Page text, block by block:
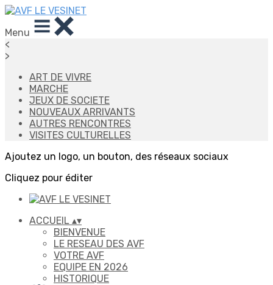
Menu
<
>
ART DE VIVRE
MARCHE
JEUX DE SOCIETE
NOUVEAUX ARRIVANTS
AUTRES RENCONTRES
VISITES CULTURELLES
Ajoutez un logo, un bouton, des réseaux sociaux
Cliquez pour éditer
ACCUEIL ▴▾
BIENVENUE
LE RESEAU DES AVF
VOTRE AVF
EQUIPE EN 2026
HISTORIQUE